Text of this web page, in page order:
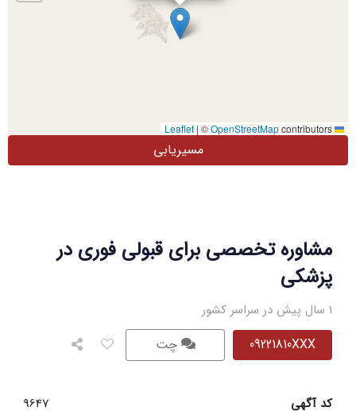
مشاوره تخصصی برای قبولی فوری در
پزشکی
1 سال پیش در سراسر کشور
09221810XXX چت
کد آگهی 9647
| ©OpenStreetMapcontributors
مسیریابی